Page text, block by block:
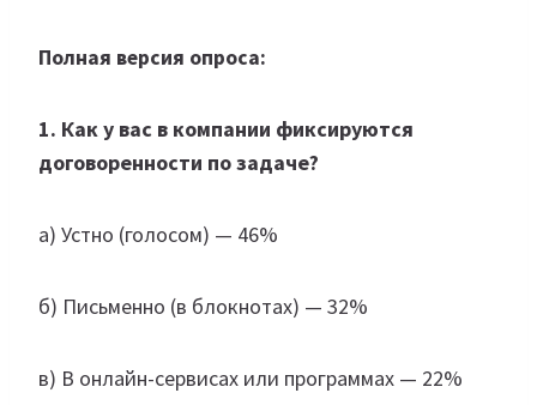
Полная версия опроса:
1. Как у вас в компании фиксируются
договоренности по задаче?
а) Устно (голосом) — 46%
б) Письменно (в блокнотах) — 32%
в) В онлайн-сервисах или программах — 22%